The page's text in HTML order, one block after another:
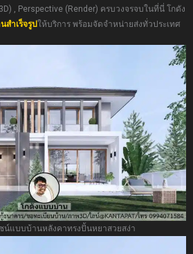
, Perspective (Render) ครบวงจรจบในที่นี่ โกดัง
สำเร็จรูปให้บริการ พร้อมจัดจำหน่ายส่งทั่วประเทศ
น์แบบบ้านหลังคาทรงปั้นหยาสวยสง่า